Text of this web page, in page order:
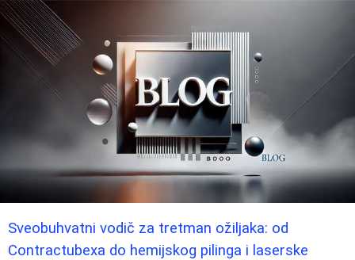
Sveobuhvatni vodič za tretman ožiljaka: od
Contractubexa do hemijskog pilinga i laserske